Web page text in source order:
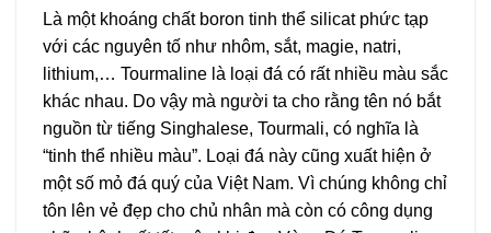
Là một khoáng chất boron tinh thể silicat phức tạp
với các nguyên tố như nhôm, sắt, magie, natri,
lithium,… Tourmaline là loại đá có rất nhiều màu sắc
khác nhau. Do vậy mà người ta cho rằng tên nó bắt
nguồn từ tiếng Singhalese, Tourmali, có nghĩa là
“tinh thể nhiều màu”. Loại đá này cũng xuất hiện ở
một số mỏ đá quý của Việt Nam. Vì chúng không chỉ
tôn lên vẻ đẹp cho chủ nhân mà còn có công dụng